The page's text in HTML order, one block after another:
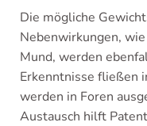
Die mögliche
Nebenwirkungen,
Mund, werden
Erkenntnisse fließen
werden in Foren
Austausch hilft